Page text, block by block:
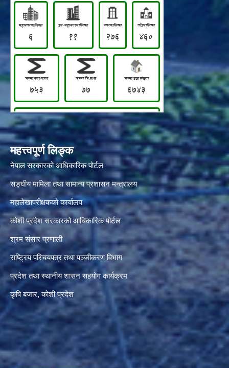
महत्त्वपूर्ण लिङ्क
नेपाल सरकारको आधिकारिक पोर्टल
सङ्‍घीय मामिला तथा सामान्य प्रशासन मन्त्रालय
महालेखापरीक्षकको कार्यालय
कोशी प्रदेश सरकारको आधिकारिक पोर्टल
श्रम संसार प्रणाली
राष्ट्रिय परिचयपत्र तथा पञ्जीकरण विभाग
प्रदेश तथा स्थानीय शासन सहयोग कार्यक्रम
कृषि बजार, कोशी प्रदेश